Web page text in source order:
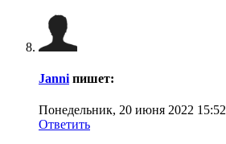
Janni пишет:
Понедельник, 20 июня 2022 15:52
Ответить